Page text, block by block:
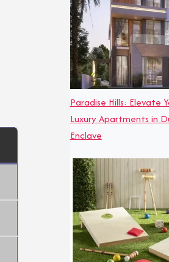
Paradise Hills: Elevate
Luxury Apartments in
Enclave